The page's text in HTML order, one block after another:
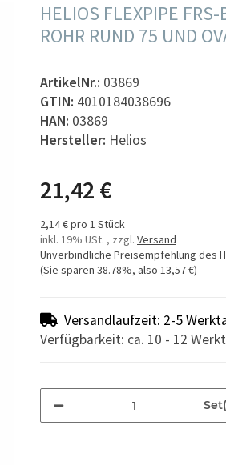
HELIOS FLEXPIPE
ROHR RUND 75 UND
ArtikelNr.: 03869
GTIN: 4010184038696
HAN: 03869
Hersteller: Helios
21,42 €
2,14 € pro 1 Stück
inkl. 19% USt. , zzgl. Versand
Unverbindliche Preisempfehlung des
(Sie sparen 38.78%, also 13,57 €)
Versandlaufzeit: 2-5
Verfügbarkeit: ca. 10 - 12